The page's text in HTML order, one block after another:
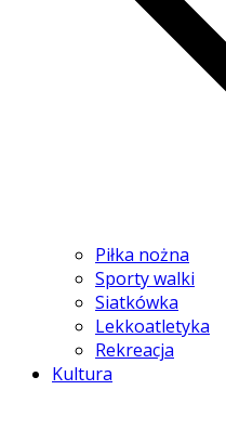
Piłka nożna
Sporty walki
Siatkówka
Lekkoatletyka
Rekreacja
Kultura